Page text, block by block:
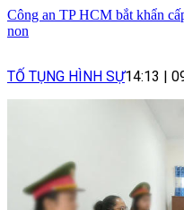
Công an TP HCM bắt khẩn
non
TỐ TỤNG HÌNH SỰ14:13 |